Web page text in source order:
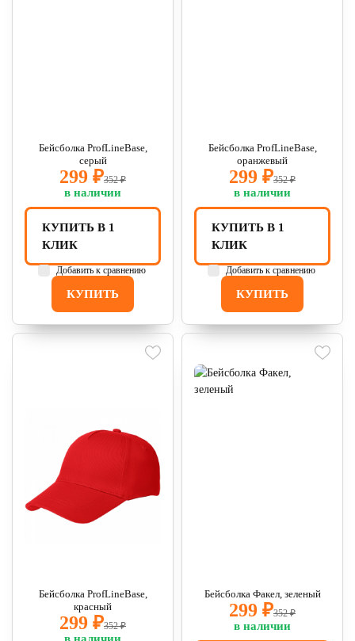
Бейсболка ProfLineBase,
серый
299 ₽352 ₽
в наличии
КУПИТЬ
КУПИТЬ В 1
КЛИК
Добавить к сравнению
Бейсболка ProfLineBase,
оранжевый
299 ₽352 ₽
в наличии
КУПИТЬ
КУПИТЬ В 1
КЛИК
Добавить к сравнению
Бейсболка ProfLineBase,
красный
299 ₽352 ₽
Бейсболка Факел, зеленый
299 ₽352 ₽
в наличии